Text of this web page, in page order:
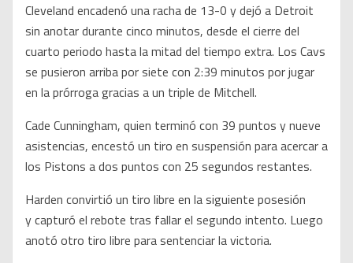
Cleveland encadenó una racha de 13-0 y dejó a Detroit
sin anotar durante cinco minutos, desde el cierre del
cuarto periodo hasta la mitad del tiempo extra. Los Cavs
se pusieron arriba por siete con 2:39 minutos por jugar
en la prórroga gracias a un triple de Mitchell.
Cade Cunningham, quien terminó con 39 puntos y nueve
asistencias, encestó un tiro en suspensión para acercar a
los Pistons a dos puntos con 25 segundos restantes.
Harden convirtió un tiro libre en la siguiente posesión
y capturó el rebote tras fallar el segundo intento. Luego
anotó otro tiro libre para sentenciar la victoria.